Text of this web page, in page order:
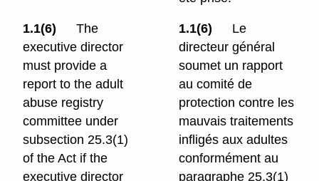
1.1(6)
The
executive director
must provide a
report to the adult
abuse registry
committee under
subsection 25.3(1)
of the Act if the
executive director
1.1(6)
Le
directeur général
soumet un rapport
au comité de
protection contre les
mauvais traitements
infligés aux adultes
conformément au
paragraphe 25.3(1)